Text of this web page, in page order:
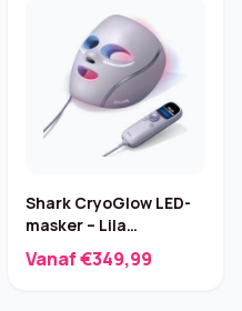
Shark CryoGlow LED-
masker – Lila
(FW312EUPL)
Vanaf €349,99